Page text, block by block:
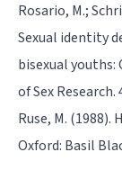
Rosario, M.;
Sexual identity
bisexual youths:
of Sex Research.
Ruse, M.
Oxford: Basil